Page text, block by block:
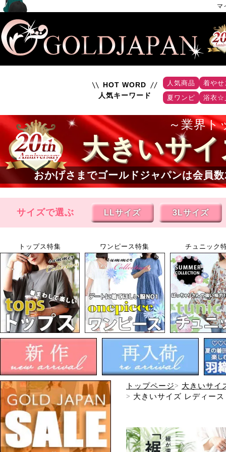
マ
HOT WORD
人気キーワード
人気商品
着やせ
夏ワンピ
浴衣☆
業界ト
大きいサ
おかげさまでゴールドジャパンは会員数
サイズで選ぶ LLサイズ 3Lサイズ
トップス特集 ワンピース特集 チュニック
トップページ
大きいサイ
大きいサイズ レディー